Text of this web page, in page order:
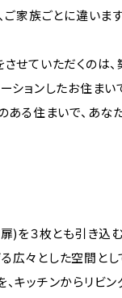
ご家族ごとに違いま
せていただくのは
ションしたお住ま
ある住まいで、あ
を３枚とも引き込む
々とした空間と
キッチンからリビ